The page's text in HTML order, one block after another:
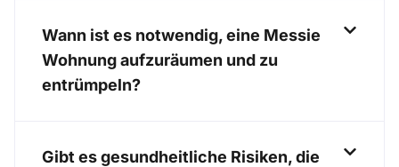
Wann ist es notwendig, eine Messie
Wohnung aufzuräumen und zu
entrümpeln?
Gibt es gesundheitliche Risiken, die